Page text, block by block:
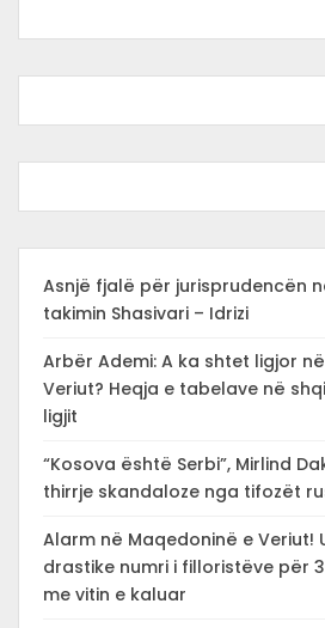
Asnjë fjalë për jurisprudencën
takimin Shasivari – Idrizi
Arbër Ademi: A ka shtet ligjor
Veriut? Heqja e tabelave në
ligjit
“Kosova është Serbi”, Mirlind
thirrje skandaloze nga tifozët
Alarm në Maqedoninë e Veriut!
drastike numri i filloristëve për
me vitin e kaluar